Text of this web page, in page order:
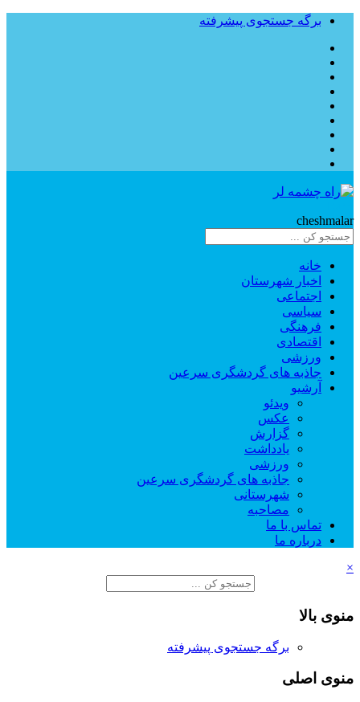
برگه جستجوی پیشرفته
cheshmalar
خانه
اخبار شهرستان
اجتماعی
سیاسی
فرهنگی
اقتصادی
ورزشی
جاذبه های گردشگری سرعین
آرشیو
ویدئو
عکس
گزارش
یادداشت
ورزشی
جاذبه های گردشگری سرعین
شهرستانی
مصاحبه
تماس با ما
درباره ما
×
منوی بالا
برگه جستجوی پیشرفته
منوی اصلی